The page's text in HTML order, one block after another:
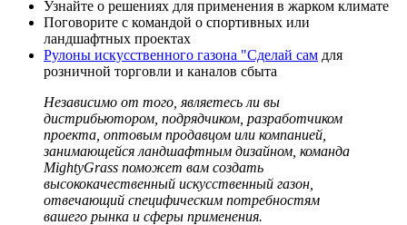
Узнайте о решениях для применения в жарком климате
Поговорите с командой о спортивных или
ландшафтных проектах
Рулоны искусственного газона "Сделай сам для
розничной торговли и каналов сбыта
Независимо от того, являетесь ли вы
дистрибьютором, подрядчиком, разработчиком
проекта, оптовым продавцом или компанией,
занимающейся ландшафтным дизайном, команда
MightyGrass поможет вам создать
высококачественный искусственный газон,
отвечающий специфическим потребностям
вашего рынка и сферы применения.